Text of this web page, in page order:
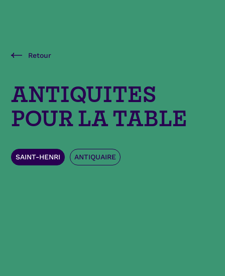
Retour
ANTIQUITES
POUR LA TABLE
SAINT-HENRI ANTIQUAIRE